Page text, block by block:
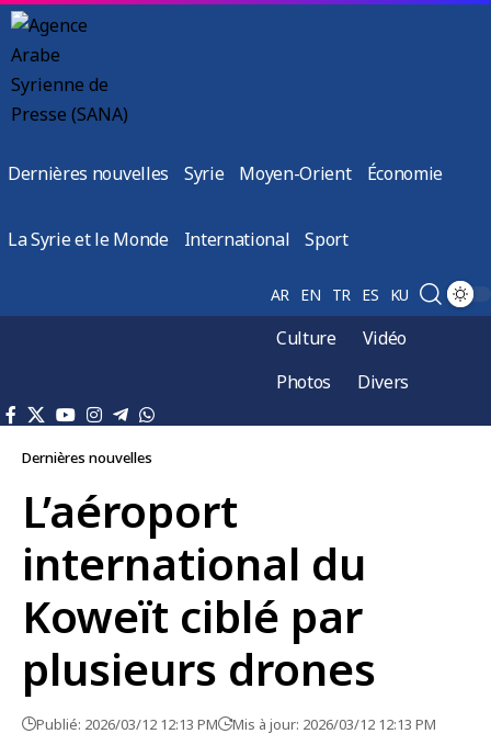
Dernières nouvelles Syrie Moyen-Orient Économie
La Syrie et le Monde International Sport
AR EN TR ES KU
Culture
Vidéo
Photos
Divers
Dernières nouvelles
L’aéroport
international du
Koweït ciblé par
plusieurs drones
Publié: 2026/03/12 12:13 PM Mis à jour: 2026/03/12 12:13 PM